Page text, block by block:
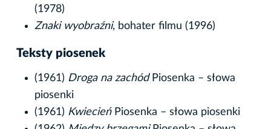
(1978)
Znaki wyobraźni, bohater filmu (1996)
Teksty piosenek
(1961) Droga na zachódPiosenka – słowa
piosenki
(1961) KwiecieńPiosenka – słowa piosenki